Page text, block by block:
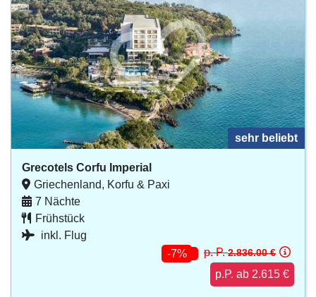
sehr beliebt
Grecotels Corfu Imperial
Griechenland, Korfu & Paxi
7 Nächte
Frühstück
inkl. Flug
-7%
p. P.2.836.00 €
p.P. ab 2.615 €